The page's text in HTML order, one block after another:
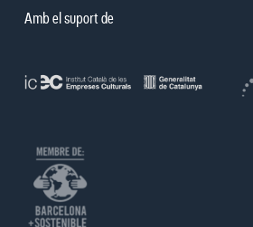
Amb el suport de